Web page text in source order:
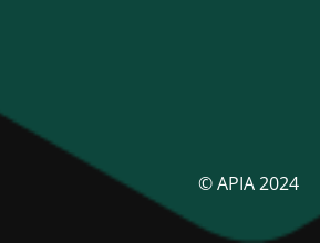
© APIA 2024